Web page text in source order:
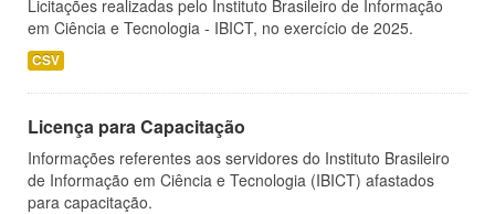
Licitações realizadas pelo Instituto Brasileiro de Informação
em Ciência e Tecnologia - IBICT, no exercício de 2025.
CSV
Licença para Capacitação
Informações referentes aos servidores do Instituto Brasileiro
de Informação em Ciência e Tecnologia (IBICT) afastados
para capacitação.